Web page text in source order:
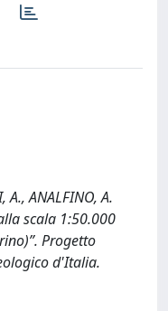
A., ANALFINO, A.
scala 1:50.000
Progetto
d'Italia.